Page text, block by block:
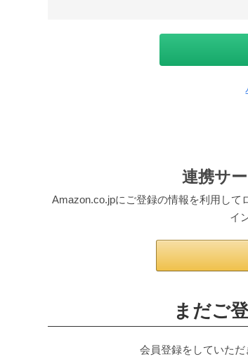
連携サ
Amazon.co.jpにご登録の情報を利用し
イ
まだご
会員登録をしていた